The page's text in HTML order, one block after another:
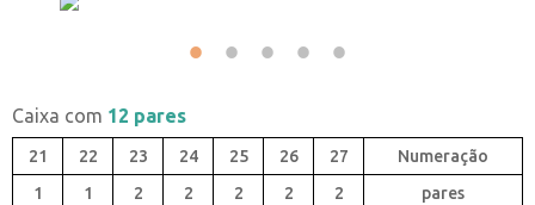
Caixa com 12 pares
21 22 23 24 25 26
27
1
1 2 2 2 2 2 pares